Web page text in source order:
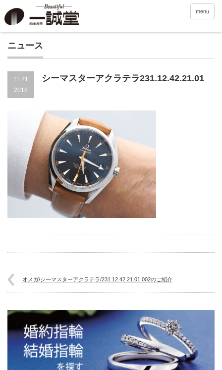
menu
ニュース
11.21
2018
シーマスターアクラテラ231.12.42.21.01
オメガ/シーマスターアクラテラ/231.12.42.21.01.002のご紹介